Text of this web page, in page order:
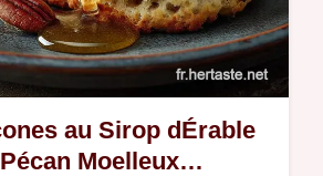
au Sirop dÉrable
Moelleux